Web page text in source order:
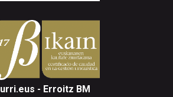
- Erroitz BM